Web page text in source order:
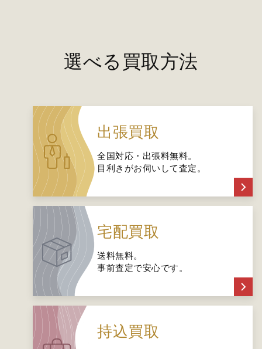
選べる買取方法
出張買取
全国対応・出張料無料。
目利きがお伺いして査定。
宅配買取
送料無料。
事前査定で安心です。
持込買取